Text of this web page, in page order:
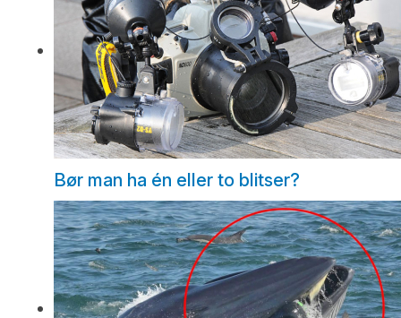
Bør man ha én eller to blitser?